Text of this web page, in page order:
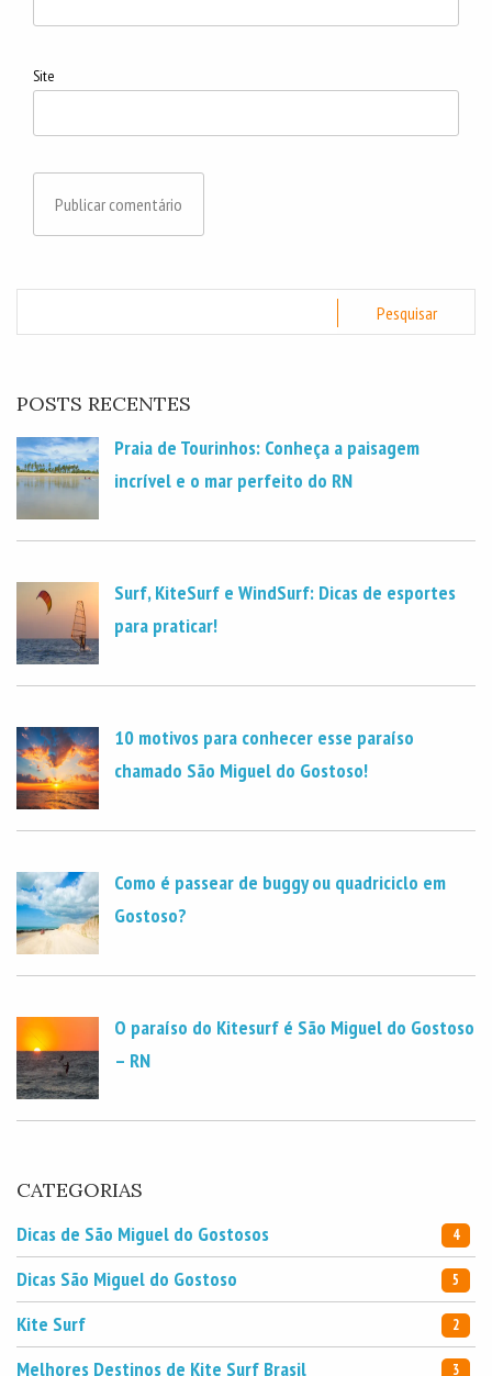
Site
POSTS RECENTES
Praia de Tourinhos: Conheça a paisagem
incrível e o mar perfeito do RN
Surf, KiteSurf e WindSurf: Dicas de esportes
para praticar!
10 motivos para conhecer esse paraíso
chamado São Miguel do Gostoso!
Como é passear de buggy ou quadriciclo em
Gostoso?
O paraíso do Kitesurf é São Miguel do Gostoso
– RN
CATEGORIAS
Dicas de São Miguel do Gostosos
4
Dicas São Miguel do Gostoso 5
Kite Surf 2
Melhores Destinos de Kite Surf Brasil 3